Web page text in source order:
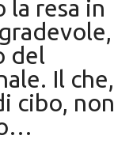
la resa in
del
Il che,
cibo, non